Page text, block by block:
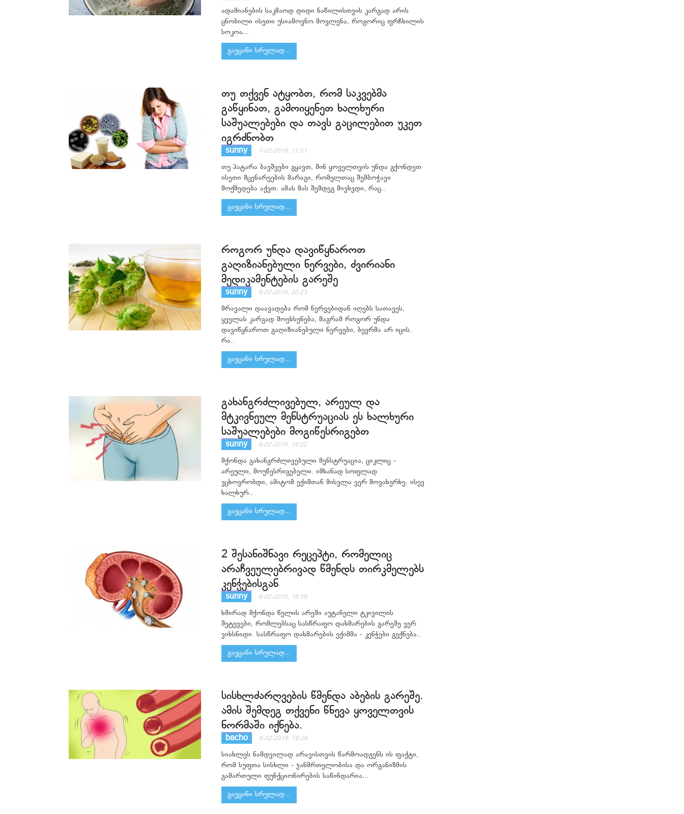
ადამიანების საკმაოდ დიდი ნაწილისთვის კარგად არის
ცნობილი ისეთი უსიამოვნო მოვლენა, როგორიც ფრჩხილის
სოკოა...
გაეცანი სრულად...
თუ თქვენ ატყობთ, რომ საკვებმა
გაწყინათ, გამოიყენეთ ხალხური
საშუალებები და თავს გაცილებით უკეთ
იგრძნობთ
sunny 7-02-2018, 17:51
თუ პატარა ბავშვები გყავთ, შინ ყოველთვის უნდა გქონდეთ
ისეთი მცენარეების მარაგი, რომელთაც შემბოჭავი
მოქმედება აქვთ. ამას მას შემდეგ მივხვდი, რაც..
გაეცანი სრულად...
როგორ უნდა დავიწყნაროთ
გაღიზიანებული ნერვები, ძვირიანი
მედიკამენტების გარეშე
sunny 6-02-2018, 20:23
მრავალი დაავადება რომ ნერვებიდან იღებს სათავეს,
ყველას კარგად მოეხსენება, მაგრამ როგორ უნდა
დავიწყნაროთ გაღიზიანებული ნერვები, ბევრმა არ იცის.
რა..
გაეცანი სრულად...
გახანგრძლივებულ, არეულ და
მტკივნეულ მენსტრუაციას ეს ხალხური
საშუალებები მოგიწესრიგებთ
sunny 6-02-2018, 19:22
მქონდა გახანგრძლივებული მენსტრუაცია, ციკლიც -
არეული, მოუწესრიგებელი. იმხანად სოფლად
ვცხოვრობდი, ამიტომ ექიმთან მისვლა ვერ მოვახერხე. ისევ
ხალხურ..
გაეცანი სრულად...
2 შესანიშნავი რეცეპტი, რომელიც
არაჩვეულებრივად წმენდს თირკმელებს
კენჭებისგან
sunny 6-02-2018, 18:39
ხშირად მქონდა წელის არეში აუტანელი ტკივილის
შეტევები, რომლებსაც სასწრაფო დახმარების გარეშე ვერ
ვიხსნიდი. სასწრაფო დახმარების ექიმმა - კენჭები გექნება..
გაეცანი სრულად...
სისხლძარღვების წმენდა აბების გარეშე.
ამის შემდეგ თქვენი წნევა ყოველთვის
ნორმაში იქნება.
bacho 6-02-2018, 18:26
სიახლეს ნამდვილად არავისთვის წარმოადგენს ის ფაქტი,
რომ სუფთა სისხლი - ჯანმრთელობისა და ორგანიზმის
გამართული ფუნქციონირების საწინდარია...
გაეცანი სრულად...